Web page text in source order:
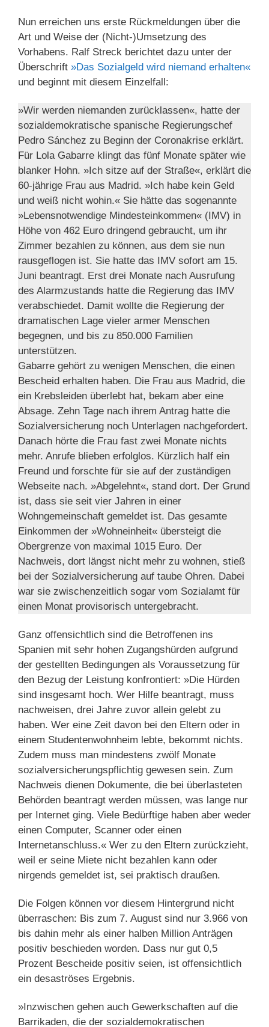
Nun erreichen uns erste Rückmeldungen über die
Art und Weise der (Nicht-)Umsetzung des
Vorhabens. Ralf Streck berichtet dazu unter der
Überschrift »Das Sozialgeld wird niemand erhalten«
und beginnt mit diesem Einzelfall:
»Wir werden niemanden zurücklassen«, hatte der
sozialdemokratische spanische Regierungschef
Pedro Sánchez zu Beginn der Coronakrise erklärt.
Für Lola Gabarre klingt das fünf Monate später wie
blanker Hohn. »Ich sitze auf der Straße«, erklärt die
60-jährige Frau aus Madrid. »Ich habe kein Geld
und weiß nicht wohin.« Sie hätte das sogenannte
»Lebensnotwendige Mindesteinkommen« (IMV) in
Höhe von 462 Euro dringend gebraucht, um ihr
Zimmer bezahlen zu können, aus dem sie nun
rausgeflogen ist. Sie hatte das IMV sofort am 15.
Juni beantragt. Erst drei Monate nach Ausrufung
des Alarmzustands hatte die Regierung das IMV
verabschiedet. Damit wollte die Regierung der
dramatischen Lage vieler armer Menschen
begegnen, und bis zu 850.000 Familien
unterstützen.
Gabarre gehört zu wenigen Menschen, die einen
Bescheid erhalten haben. Die Frau aus Madrid, die
ein Krebsleiden überlebt hat, bekam aber eine
Absage. Zehn Tage nach ihrem Antrag hatte die
Sozialversicherung noch Unterlagen nachgefordert.
Danach hörte die Frau fast zwei Monate nichts
mehr. Anrufe blieben erfolglos. Kürzlich half ein
Freund und forschte für sie auf der zuständigen
Webseite nach. »Abgelehnt«, stand dort. Der Grund
ist, dass sie seit vier Jahren in einer
Wohngemeinschaft gemeldet ist. Das gesamte
Einkommen der »Wohneinheit« übersteigt die
Obergrenze von maximal 1015 Euro. Der
Nachweis, dort längst nicht mehr zu wohnen, stieß
bei der Sozialversicherung auf taube Ohren. Dabei
war sie zwischenzeitlich sogar vom Sozialamt für
einen Monat provisorisch untergebracht.
Ganz offensichtlich sind die Betroffenen ins
Spanien mit sehr hohen Zugangshürden aufgrund
der gestellten Bedingungen als Voraussetzung für
den Bezug der Leistung konfrontiert: »Die Hürden
sind insgesamt hoch. Wer Hilfe beantragt, muss
nachweisen, drei Jahre zuvor allein gelebt zu
haben. Wer eine Zeit davon bei den Eltern oder in
einem Studentenwohnheim lebte, bekommt nichts.
Zudem muss man mindestens zwölf Monate
sozialversicherungspflichtig gewesen sein. Zum
Nachweis dienen Dokumente, die bei überlasteten
Behörden beantragt werden müssen, was lange nur
per Internet ging. Viele Bedürftige haben aber weder
einen Computer, Scanner oder einen
Internetanschluss.« Wer zu den Eltern zurückzieht,
weil er seine Miete nicht bezahlen kann oder
nirgends gemeldet ist, sei praktisch draußen.
Die Folgen können vor diesem Hintergrund nicht
überraschen: Bis zum 7. August sind nur 3.966 von
bis dahin mehr als einer halben Million Anträgen
positiv beschieden worden. Dass nur gut 0,5
Prozent Bescheide positiv seien, ist offensichtlich
ein desaströses Ergebnis.
»Inzwischen gehen auch Gewerkschaften auf die
Barrikaden, die der sozialdemokratischen